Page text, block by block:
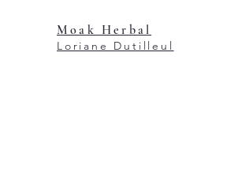
Moak Herbal
Loriane Dutilleul